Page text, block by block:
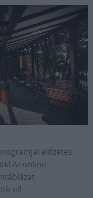
előzetes
Az online
el!